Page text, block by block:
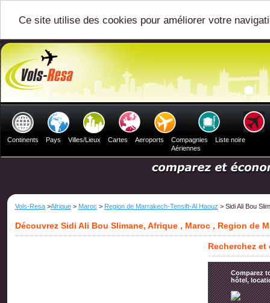
Ce site utilise des cookies pour améliorer votre
Continents Pays Villes/Lieux Cartes Aeroports
Compagnies
Aériennes
Liste noire
Vols-Resa >Afrique > Maroc > Region de Marrakech-Tensift-Al Haouz > Sidi Ali Bou
Découvrez Sidi Ali Bou Slimane, Afrique , Maroc , Region de
Recherchez
Comparez
hôtel,